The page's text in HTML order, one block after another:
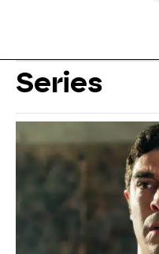
Series